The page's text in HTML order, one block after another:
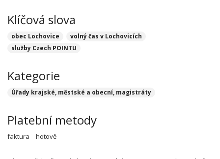
Klíčová slova
obec Lochovice
volný čas v Lochovicích
služby Czech POINTU
Kategorie
Úřady krajské, městské a obecní, magistráty
Platební metody
faktura hotově